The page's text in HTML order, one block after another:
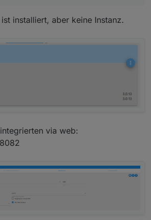
dann Widget hinzufügen (jede
installiert, aber keine Instanz.
via web: